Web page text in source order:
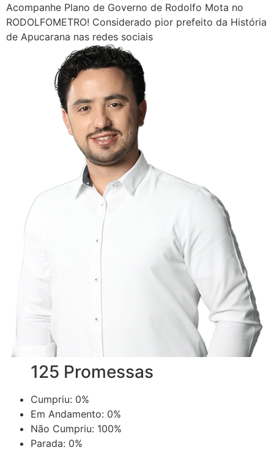
Acompanhe Plano de Governo de Rodolfo Mota no
RODOLFOMETRO! Considerado pior prefeito da História
de Apucarana nas redes sociais
125 Promessas
Cumpriu: 0%
Em Andamento: 0%
Não Cumpriu: 100%
Parada: 0%